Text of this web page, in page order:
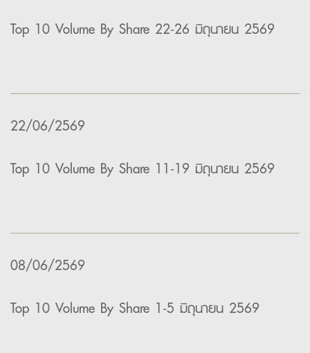
Top 10 Volume By Share 22-26 มิถุนายน 2569
22/06/2569
Top 10 Volume By Share 11-19 มิถุนายน 2569
08/06/2569
Top 10 Volume By Share 1-5 มิถุนายน 2569